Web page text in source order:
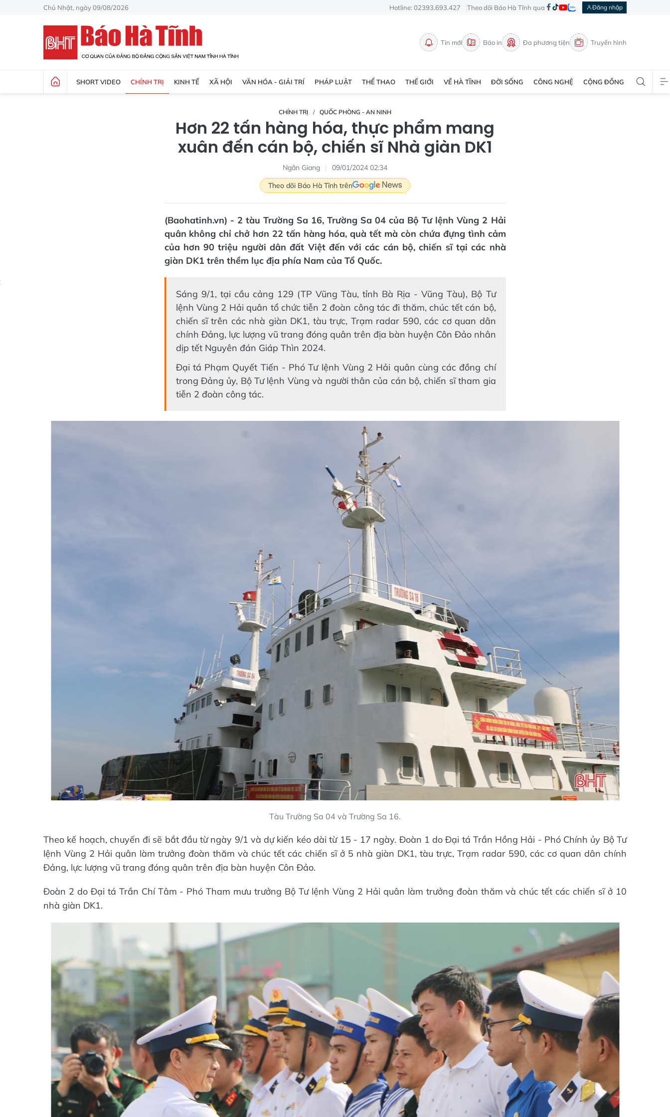
Chủ Nhật, ngày 09/08/2026 Hotline: 02393.693.427 Theo dõi Báo Hà Tĩnh qua Đăng nhập
Tin mới Báo in Đa phương tiện Truyền hình
SHORT VIDEO CHÍNH TRỊ KINH TẾ XÃ HỘI VĂN HÓA - GIẢI TRÍ PHÁP LUẬT THỂ THAO THẾ GIỚI VỀ HÀ TĨNH ĐỜI SỐNG CÔNG NGHỆ CỘNG ĐỒNG
CHÍNH TRỊ QUỐC PHÒNG - AN NINH
Hơn 22 tấn hàng hóa, thực phẩm mang
xuân đến cán bộ, chiến sĩ Nhà giàn DK1
Ngân Giang
09/01/2024 02:34
Theo dõi Báo Hà Tĩnh trên
(Baohatinh.vn) - 2 tàu Trường Sa 16, Trường Sa 04 của Bộ Tư lệnh Vùng 2 Hải
quân không chỉ chở hơn 22 tấn hàng hóa, quà tết mà còn chứa đựng tình cảm
của hơn 90 triệu người dân đất Việt đến với các cán bộ, chiến sĩ tại các nhà
giàn DK1 trên thềm lục địa phía Nam của Tổ Quốc.
Sáng 9/1, tại cầu cảng 129 (TP Vũng Tàu, tỉnh Bà Rịa - Vũng Tàu), Bộ Tư
lệnh Vùng 2 Hải quân tổ chức tiễn 2 đoàn công tác đi thăm, chúc tết cán bộ,
chiến sĩ trên các nhà giàn DK1, tàu trực, Trạm radar 590, các cơ quan dân
chính Đảng, lực lượng vũ trang đóng quân trên địa bàn huyện Côn Đảo nhân
dịp tết Nguyên đán Giáp Thìn 2024.
Đại tá Phạm Quyết Tiến - Phó Tư lệnh Vùng 2 Hải quân cùng các đồng chí
trong Đảng ủy, Bộ Tư lệnh Vùng và người thân của cán bộ, chiến sĩ tham gia
tiễn 2 đoàn công tác.
Tàu Trường Sa 04 và Trường Sa 16.
Theo kế hoạch, chuyến đi sẽ bắt đầu từ ngày 9/1 và dự kiến kéo dài từ 15 - 17 ngày. Đoàn 1 do Đại tá Trần Hồng Hải - Phó Chính ủy Bộ Tư
lệnh Vùng 2 Hải quân làm trưởng đoàn thăm và chúc tết các chiến sĩ ở 5 nhà giàn DK1, tàu trực, Trạm radar 590, các cơ quan dân chính
Đảng, lực lượng vũ trang đóng quân trên địa bàn huyện Côn Đảo.
Đoàn 2 do Đại tá Trần Chí Tâm - Phó Tham mưu trưởng Bộ Tư lệnh Vùng 2 Hải quân làm trưởng đoàn thăm và chúc tết các chiến sĩ ở 10
nhà giàn DK1.